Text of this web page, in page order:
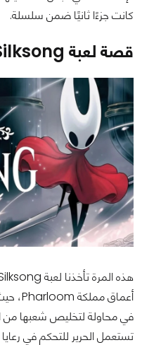
كانت جزءًا ثانيًا ضمن سلسلة.
قصة لعبة Hollow Knight Silksong
في محاولة لتخليص شعبها من
تستعمل الحرير للتحكم في